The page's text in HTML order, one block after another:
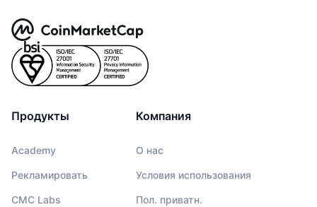
Продукты
Academy
Рекламировать
CMC Labs
Компания
О нас
Условия использования
Пол. приватн.